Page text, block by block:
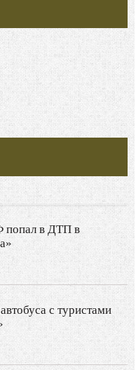
попал в ДТП в
с туристами